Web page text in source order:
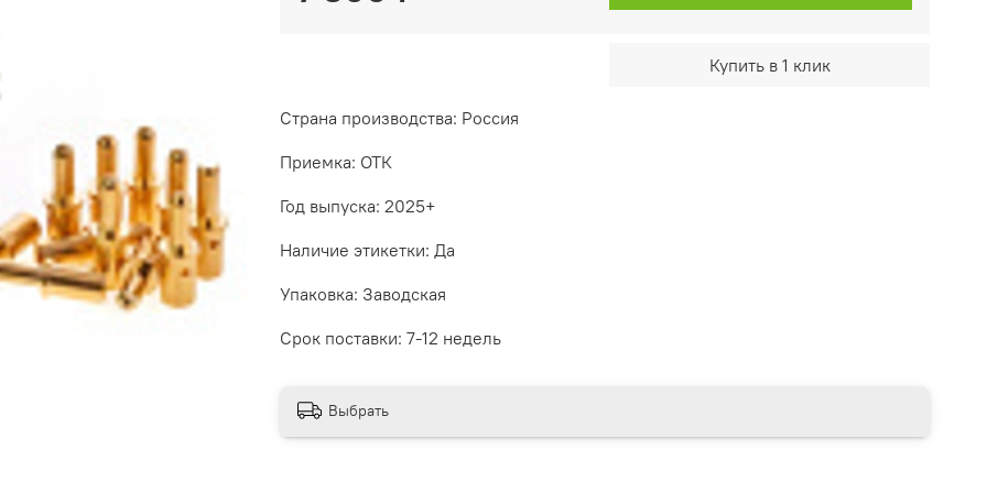
Купить в 1 клик
Страна производства: Россия
Приемка: ОТК
Год выпуска: 2025+
Наличие этикетки: Да
Упаковка: Заводская
Срок поставки: 7-12 недель
Выбрать